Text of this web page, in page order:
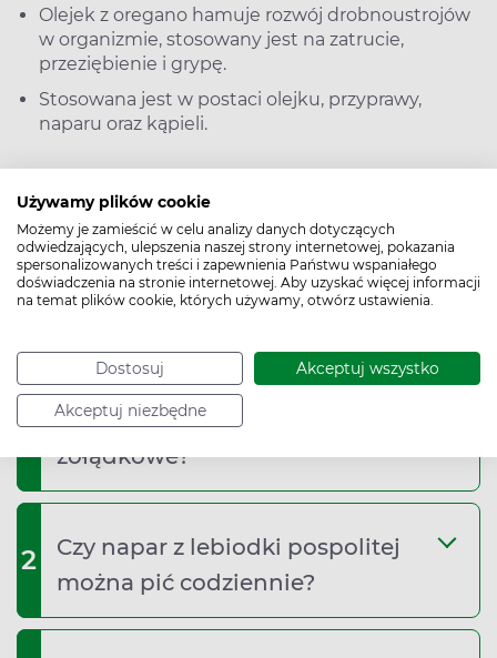
Używamy plików cookie
Możemy je zamieścić w celu analizy danych dotyczących
odwiedzających, ulepszenia naszej strony internetowej, pokazania
spersonalizowanych treści i zapewnienia Państwu wspaniałego
doświadczenia na stronie internetowej. Aby uzyskać więcej informacji
na temat plików cookie, których używamy, otwórz ustawienia.
Dostosuj Akceptuj wszystko
Akceptuj niezbędne
Olejek z oregano hamuje rozwój drobnoustrojów
w organizmie, stosowany jest na zatrucie,
przeziębienie i grypę.
Stosowana jest w postaci olejku, przyprawy,
naparu oraz kąpieli.
Lebiodka pospolita – najczęściej
zadawane pytania (FAQ)
Czy lebiodka pospolita może
powodować dolegliwości
żołądkowe?
2
Czy napar z lebiodki pospolitej
można pić codziennie?